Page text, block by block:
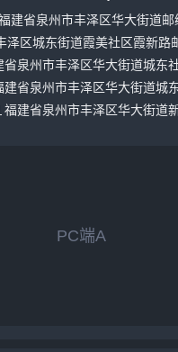
建省泉州市丰泽区华大街道邮
泽区城东街道霞美社区霞新路
省泉州市丰泽区华大街道城东
建省泉州市丰泽区华大街道城
福建省泉州市丰泽区华大街道
PC端A